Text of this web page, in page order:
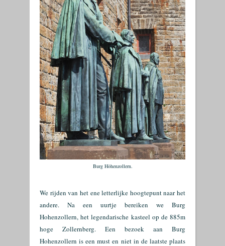
Burg Höhenzollern.
We rijden van het ene letterlijke hoogtepunt naar het
andere. Na een uurtje bereiken we Burg
Hohenzollern, het legendarische kasteel op de 885m
hoge Zollernberg. Een bezoek aan Burg
Hohenzollern is een must en niet in de laatste plaats